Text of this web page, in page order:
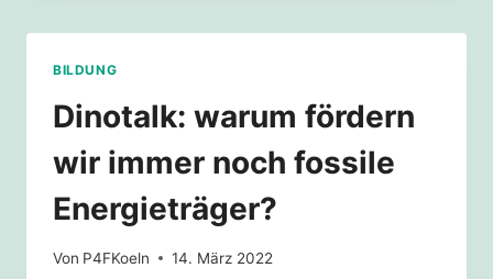
AUS
BILDUNG
Dinotalk: warum fördern
wir immer noch fossile
Energieträger?
Von P4FKoeln 14. März 2022